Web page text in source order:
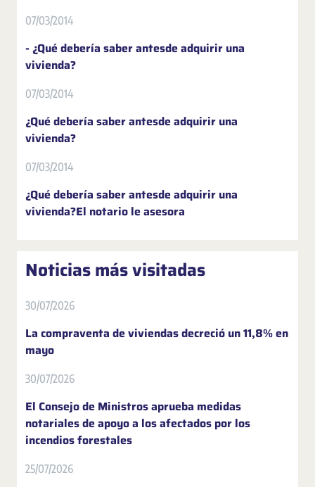
07/03/2014
- ¿Qué debería saber antesde adquirir una
vivienda?
07/03/2014
¿Qué debería saber antesde adquirir una
vivienda?
07/03/2014
¿Qué debería saber antesde adquirir una
vivienda?El notario le asesora
Noticias más visitadas
30/07/2026
La compraventa de viviendas decreció un 11,8% en
mayo
30/07/2026
El Consejo de Ministros aprueba medidas
notariales de apoyo a los afectados por los
incendios forestales
25/07/2026